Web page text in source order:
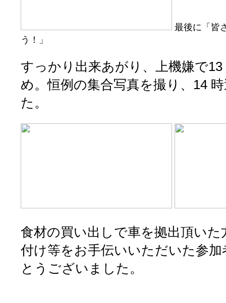
最後に「皆
う！」
すっかり出来あがり、上機嫌で
め。恒例の集合写真を撮り、14
た。
食材の買い出しで車を拠出頂いた
付け等をお手伝いいただいた参
とうございました。